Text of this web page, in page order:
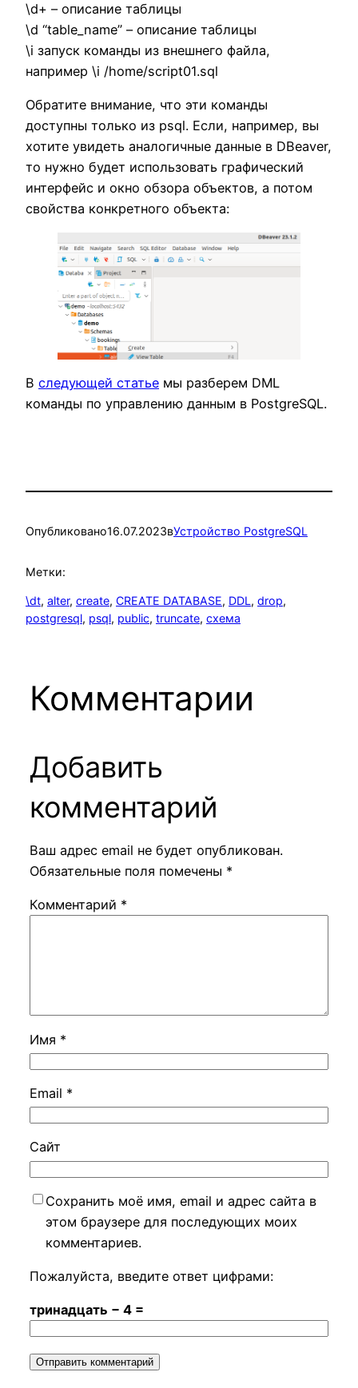
\d+ – описание таблицы
\d “table_name” – описание таблицы
\i запуск команды из внешнего файла,
например \i /home/script01.sql
Обратите внимание, что эти команды
доступны только из psql. Если, например, вы
хотите увидеть аналогичные данные в DBeaver,
то нужно будет использовать графический
интерфейс и окно обзора объектов, а потом
свойства конкретного объекта:
В следующей статье мы разберем DML
команды по управлению данным в PostgreSQL.
Опубликовано16.07.2023вУстройство PostgreSQL
Метки:
\dt, alter, create, CREATE DATABASE, DDL, drop
postgresql, psql, public, truncate, схема
Комментарии
Добавить
комментарий
Ваш адрес email не будет опубликован.
Обязательные поля помечены *
Комментарий *
Имя *
Email *
Сайт
Сохранить моё имя, email и адрес сайта в
этом браузере для последующих моих
комментариев.
Пожалуйста, введите ответ цифрами:
тринадцать − 4 =